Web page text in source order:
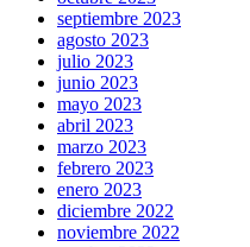
septiembre 2023
agosto 2023
julio 2023
junio 2023
mayo 2023
abril 2023
marzo 2023
febrero 2023
enero 2023
diciembre 2022
noviembre 2022